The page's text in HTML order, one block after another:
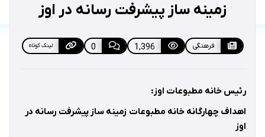
زمینه ساز پیشرفت رسانه در اوز
فرهنگی 1,396
0 لینک کوتاه
رئیس خانه مطبوعات اوز:
اهداف چهارگانه خانه مطبوعات زمینه ساز پیشرفت رسانه در
اوز